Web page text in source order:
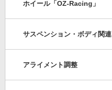
ホイール「OZ-Racing」
サスペンション・ボディ関連
アライメント調整